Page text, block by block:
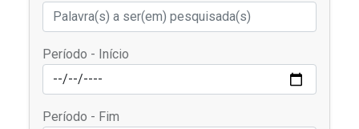
Período - Início
Período - Fim